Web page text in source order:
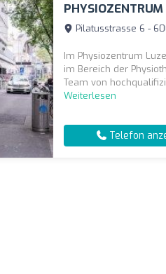
Pilatusstrasse 6 -
Im Physiozentrum
im Bereich der
Team von
Weiterlesen
Telefon